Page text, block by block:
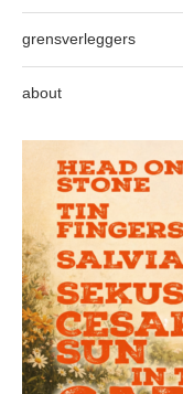
grensverleggers
about